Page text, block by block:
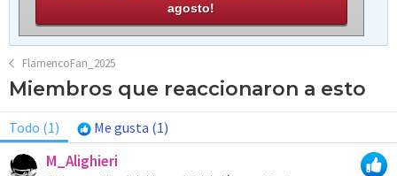
agosto!
FlamencoFan_2025
Miembros que reaccionaron a esto
Todo (1) Me gusta (1)
M_Alighieri